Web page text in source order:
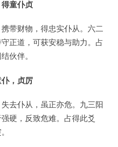
童仆贞
带财物，得忠实仆从。六二
正道，可获安稳与助力。占
伙伴。
，贞厉
去仆从，虽正亦危。九三阳
硬，反致危难。占得此爻